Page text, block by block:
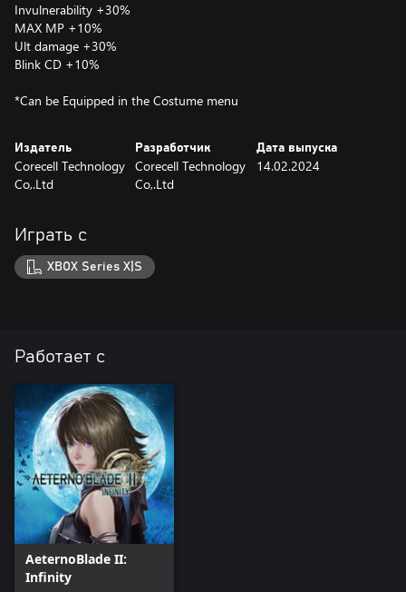
Invulnerability +30%
MAX MP +10%
Ult damage +30%
Blink CD +10%
*Can be Equipped in the Costume menu
Издатель
Corecell Technology
Co,.Ltd
Разработчик
Corecell Technology
Co,.Ltd
Дата выпуска
14.02.2024
Играть с
XBOX Series X|S
Работает с
AeternoBlade II:
Infinity